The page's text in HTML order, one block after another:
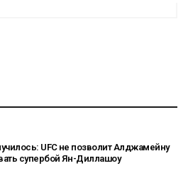
UFC не позволит Алджамейну
супербой Ян-Диллашоу